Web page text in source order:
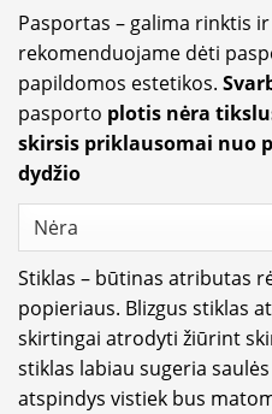
Pasportas – galima rinktis
rekomenduojame dėti
papildomos estetikos.
pasporto plotis nėra
skirsis priklausomai nuo
dydžio
Stiklas – būtinas atributas
popieriaus. Blizgus stiklas
skirtingai atrodyti žiūrint
stiklas labiau sugeria
atspindys vistiek bus